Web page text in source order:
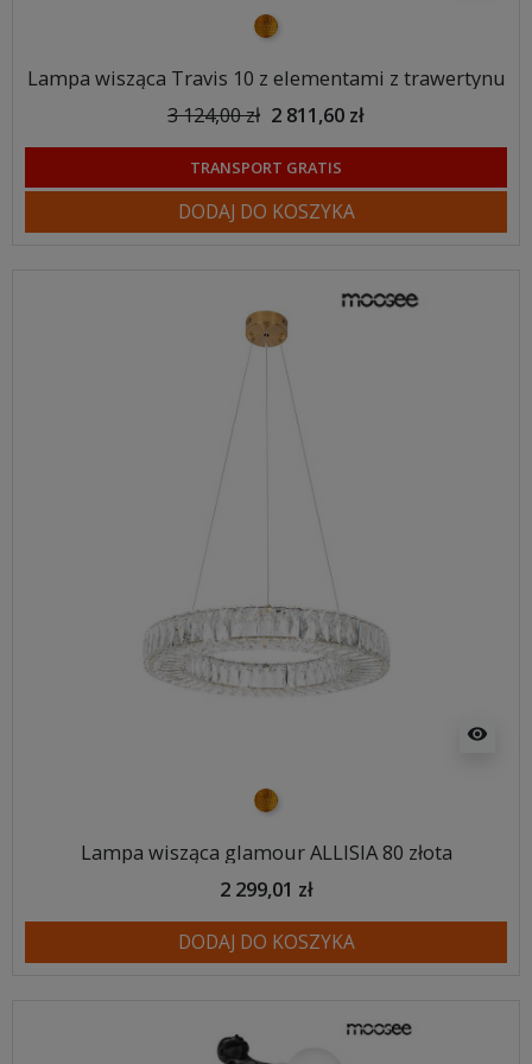
złoty
Lampa wisząca Travis 10 z elementami z trawertynu
3 124,00 zł 2 811,60 zł
TRANSPORT GRATIS
DODAJ DO KOSZYKA
visibility
złoty
Lampa wisząca glamour ALLISIA 80 złota
2 299,01 zł
DODAJ DO KOSZYKA